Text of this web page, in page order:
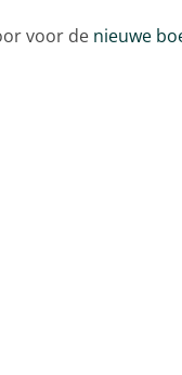
voor de nieuwe